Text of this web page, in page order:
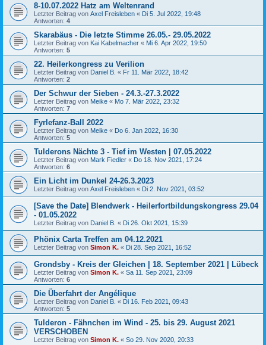
8-10.07.2022 Hatz am Weltenrand
Letzter Beitrag von Axel Freisleben « Di 5. Jul 2022, 19:48
Antworten: 4
Skarabäus - Die letzte Stimme 26.05.- 29.05.2022
Letzter Beitrag von Kai Kabelmacher « Mi 6. Apr 2022, 19:50
Antworten: 5
22. Heilerkongress zu Verilion
Letzter Beitrag von Daniel B. « Fr 11. Mär 2022, 18:42
Antworten: 2
Der Schwur der Sieben - 24.3.-27.3.2022
Letzter Beitrag von Meike « Mo 7. Mär 2022, 23:32
Antworten: 7
Fyrlefanz-Ball 2022
Letzter Beitrag von Meike « Do 6. Jan 2022, 16:30
Antworten: 5
Tulderons Nächte 3 - Tief im Westen | 07.05.2022
Letzter Beitrag von Mark Fiedler « Do 18. Nov 2021, 17:24
Antworten: 6
Ein Licht im Dunkel 24-26.3.2023
Letzter Beitrag von Axel Freisleben « Di 2. Nov 2021, 03:52
[Save the Date] Blendwerk - Heilerfortbildungskongress 29.04
- 01.05.2022
Letzter Beitrag von Daniel B. « Di 26. Okt 2021, 15:39
Phönix Carta Treffen am 04.12.2021
Letzter Beitrag von Simon K. « Di 28. Sep 2021, 16:52
Grondsby - Kreis der Gleichen | 18. September 2021 | Lübeck
Letzter Beitrag von Simon K. « Sa 11. Sep 2021, 23:09
Antworten: 6
Die Überfahrt der Angélique
Letzter Beitrag von Daniel B. « Di 16. Feb 2021, 09:43
Antworten: 5
Tulderon - Fähnchen im Wind - 25. bis 29. August 2021
VERSCHOBEN
Letzter Beitrag von Simon K. « So 29. Nov 2020, 20:33